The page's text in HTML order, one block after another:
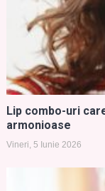
Lip combo-uri
armonioase
Vineri, 5 Iunie 2026